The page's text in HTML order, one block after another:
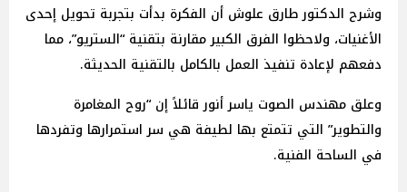
وشرح الدكتور طارق علوش أن الفكرة بدأت بتجربة تحويل إحدى
الأغنيات، ولاحظوا الفرق الكبير مقارنة بتقنية “الستريو”، مما
دفعهم لإعادة تنفيذ العمل بالكامل بالتقنية الحديثة.
وعلق مهندس الصوت ياسر أنور قائلاً إن “روح المغامرة
والتطوير” التي تتمتع بها لطيفة هي سر استمرارها وتفردها
في الساحة الفنية.